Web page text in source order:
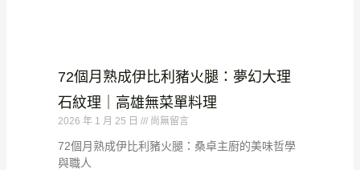
72個月熟成伊比利豬火腿：夢幻大理
石紋理｜高雄無菜單料理
2026 年 1 月 25 日 尚無留言
72個月熟成伊比利豬火腿：桑卓主廚的美味哲學
與職人